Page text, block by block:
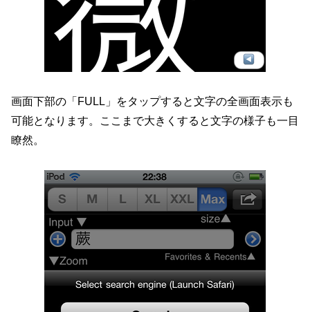
画面下部の「FULL」をタップすると文字の全画面表示も
可能となります。ここまで大きくすると文字の様子も一目
瞭然。